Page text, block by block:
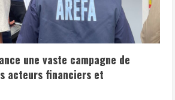
une vaste campagne de
acteurs financiers et